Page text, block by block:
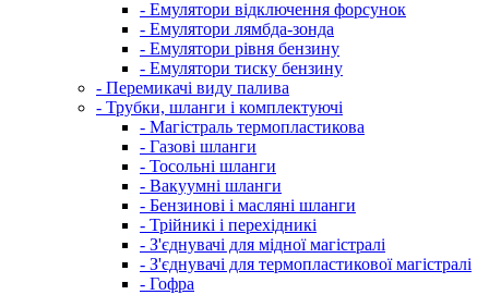
- Емулятори відключення форсунок
- Емулятори лямбда-зонда
- Емулятори рівня бензину
- Емулятори тиску бензину
- Перемикачі виду палива
- Трубки, шланги і комплектуючі
- Магістраль термопластикова
- Газові шланги
- Тосольні шланги
- Вакуумні шланги
- Бензинові і масляні шланги
- Трійникі і перехідникі
- З'єднувачі для мідної магістралі
- З'єднувачі для термопластикової магістралі
- Гофра